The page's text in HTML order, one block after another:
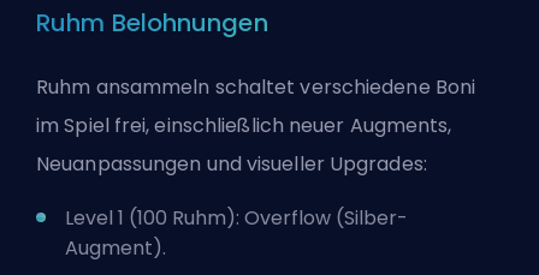
Ruhm Belohnungen
Ruhm ansammeln schaltet verschiedene Boni
im Spiel frei, einschließlich neuer Augments,
Neuanpassungen und visueller Upgrades:
Level 1 (100 Ruhm): Overflow (Silber-
Augment).